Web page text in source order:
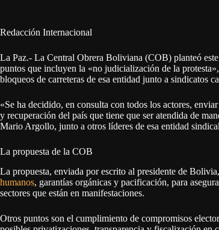
Redacción Internacional
La Paz.- La Central Obrera Boliviana (COB) planteó
puntos que incluyen la «no judicialización de la
bloqueos de carreteras de esa entidad junto a sindicatos
«Se ha decidido, en consulta con todos los actores,
y recuperación del país que tiene que ser atendida de
Mario Argollo, junto a otros líderes de esa entidad
La propuesta de la COB
La propuesta, enviada por escrito al presidente de
humanos, garantías orgánicas y pacificación, para
sectores que están en manifestaciones.
Otros puntos son el cumplimiento de compromisos